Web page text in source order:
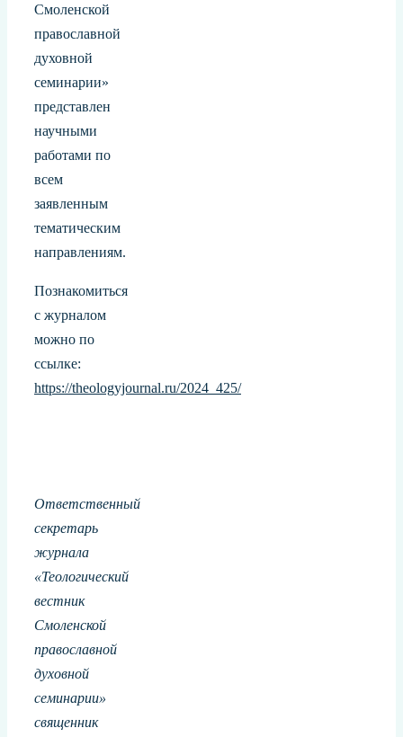
Смоленской
православной
духовной
семинарии»
представлен
научными
работами по
всем
заявленным
тематическим
направлениям.
Познакомиться
с журналом
можно по
ссылке:
https://theologyjournal.ru/2024_425/
Ответственный
секретарь
журнала
«Теологический
вестник
Смоленской
православной
духовной
семинарии»
священник